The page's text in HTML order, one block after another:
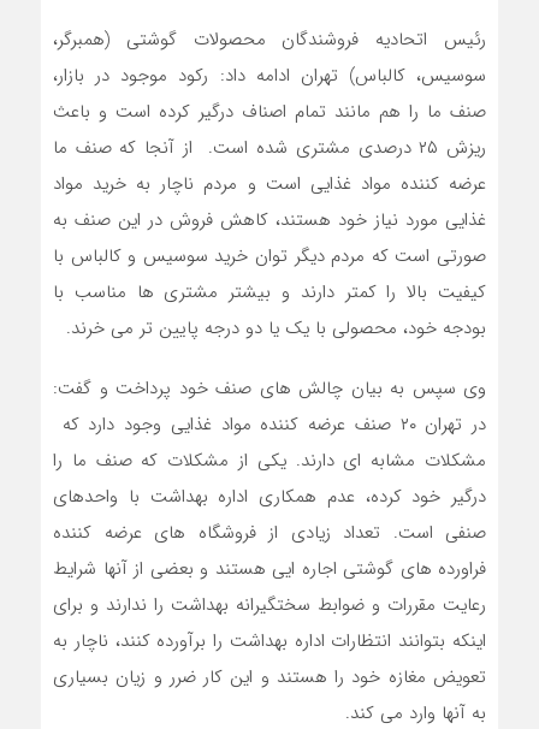
رئیس اتحادیه فروشندگان محصولات گوشتی (همبرگر،
سوسیس، کالباس) تهران ادامه داد: رکود موجود در بازار،
صنف ما را هم مانند تمام اصناف درگیر کرده است و باعث
ریزش ۲۵ درصدی مشتری شده است. از آنجا که صنف ما
عرضه کننده مواد غذایی است و مردم ناچار به خرید مواد
غذایی مورد نیاز خود هستند، کاهش فروش در این صنف به
صورتی است که مردم دیگر توان خرید سوسیس و کالباس با
کیفیت بالا را کمتر دارند و بیشتر مشتری ها مناسب با
بودجه خود، محصولی با یک یا دو درجه پایین تر می خرند.
وی سپس به بیان چالش های صنف خود پرداخت و گفت:
در تهران ۲۰ صنف عرضه کننده مواد غذایی وجود دارد که
مشکلات مشابه ای دارند. یکی از مشکلات که صنف ما را
درگیر خود کرده، عدم همکاری اداره بهداشت با واحدهای
صنفی است. تعداد زیادی از فروشگاه های عرضه کننده
فراورده های گوشتی اجاره ایی هستند و بعضی از آنها شرایط
رعایت مقررات و ضوابط سختگیرانه بهداشت را ندارند و برای
اینکه بتوانند انتظارات اداره بهداشت را برآورده کنند، ناچار به
تعویض مغازه خود را هستند و این کار ضرر و زیان بسیاری
به آنها وارد می کند.